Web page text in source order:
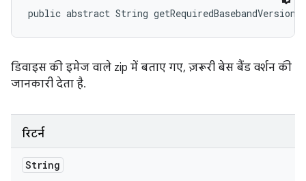
public abstract String getRequiredBasebandVersion
डिवाइस की इमेज वाले zip में बताए गए, ज़रूरी बेस बैंड वर्शन की
जानकारी देता है.
रिटर्न
String